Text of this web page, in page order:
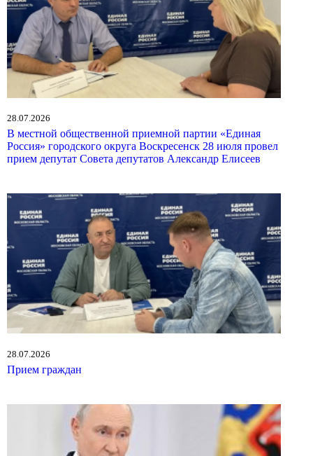
28.07.2026
В местной общественной приемной партии «Единая
Россия» городского округа Воскресенск 28 июля провел
прием депутат Совета депутатов Александр Елисеев
28.07.2026
Прием граждан